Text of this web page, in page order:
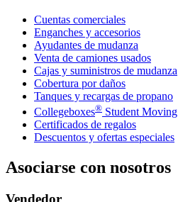
Cuentas comerciales
Enganches y accesorios
Ayudantes de mudanza
Venta de camiones usados
Cajas y suministros de mudanza
Cobertura por daños
Tanques y recargas de propano
Collegeboxes® Student Moving
Certificados de regalos
Descuentos y ofertas especiales
Asociarse con nosotros
Vendedor